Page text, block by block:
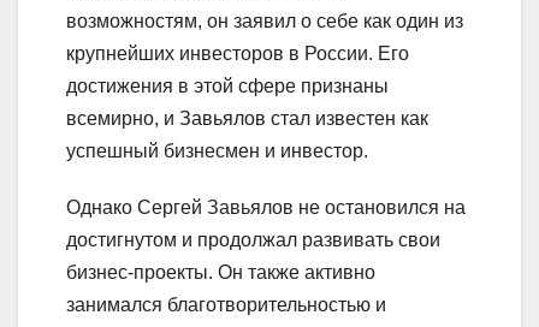
возможностям, он заявил о себе как один из
крупнейших инвесторов в России. Его
достижения в этой сфере признаны
всемирно, и Завьялов стал известен как
успешный бизнесмен и инвестор.
Однако Сергей Завьялов не остановился на
достигнутом и продолжал развивать свои
бизнес-проекты. Он также активно
занимался благотворительностью и